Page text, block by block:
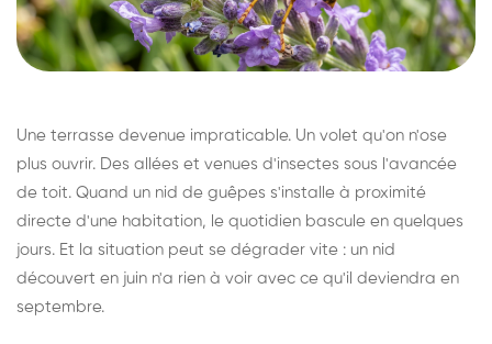
Une terrasse devenue impraticable. Un volet qu'on n'ose
plus ouvrir. Des allées et venues d'insectes sous l'avancée
de toit. Quand un nid de guêpes s'installe à proximité
directe d'une habitation, le quotidien bascule en quelques
jours. Et la situation peut se dégrader vite : un nid
découvert en juin n'a rien à voir avec ce qu'il deviendra en
septembre.